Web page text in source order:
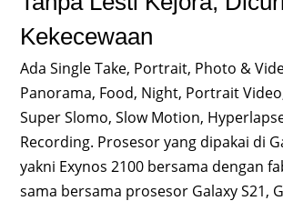
Kekecewaan
Ada Single Take, Portrait, Photo &
Panorama, Food, Night, Portrait
Super Slomo, Slow Motion,
Recording. Prosesor yang dipakai di
yakni Exynos 2100 bersama dengan
sama bersama prosesor Galaxy S21,